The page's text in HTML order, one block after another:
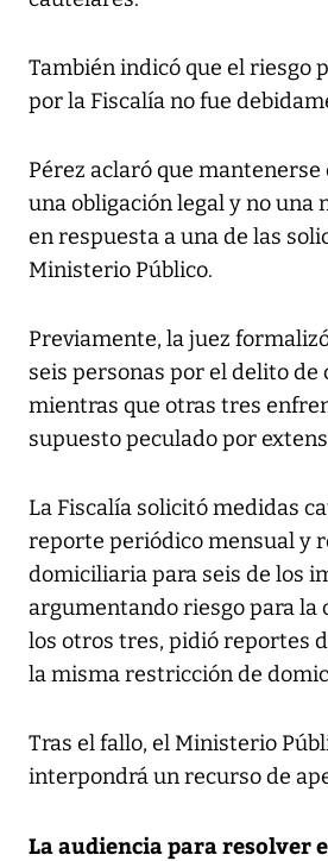
También indicó que el riesgo
por la Fiscalía no fue
Pérez aclaró que mantenerse
una obligación legal y no una
en respuesta a una de las
Ministerio Público.
Previamente, la juez
seis personas por el delito de
mientras que otras tres
supuesto peculado por
La Fiscalía solicitó medidas
reporte periódico mensual y
domiciliaria para seis de los
argumentando riesgo para la
los otros tres, pidió reportes
la misma restricción de
Tras el fallo, el Ministerio
interpondrá un recurso de
La audiencia para resolver